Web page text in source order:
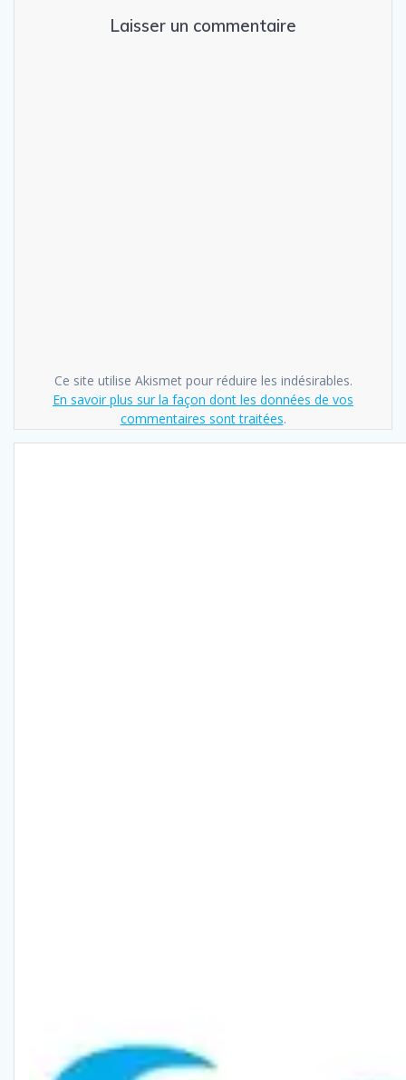
Laisser un commentaire
Ce site utilise Akismet pour réduire les indésirables.
En savoir plus sur la façon dont les données de vos
commentaires sont traitées.